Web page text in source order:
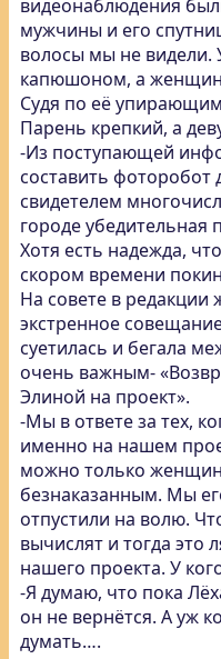
видеонаблюдения
мужчины и его
волосы мы не видели.
капюшоном, а
Судя по её
Парень крепкий, а
-Из поступающей
составить фоторобот
свидетелем
городе убедительная
Хотя есть надежда,
скором времени
На совете в
экстренное
суетилась и бегала
очень важным-
Элиной на проект».
-Мы в ответе за тех,
именно на нашем
можно только женщин
безнаказанным. Мы
отпустили на волю.
вычислят и тогда это
нашего проекта. У
-Я думаю, что пока
он не вернётся. А уж
думать….